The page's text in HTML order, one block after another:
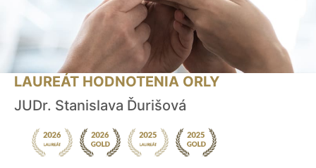
LAUREÁT HODNOTENIA ORLY
JUDr. Stanislava Ďurišová